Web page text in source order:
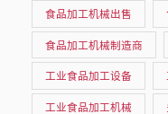
食品加工机械出售
食品加工机械制造商
工业食品加工设备
工业食品加工机械